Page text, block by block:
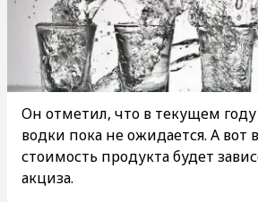
Он отметил, что в текущем
водки пока не ожидается. А вот
стоимость продукта будет
акциза.